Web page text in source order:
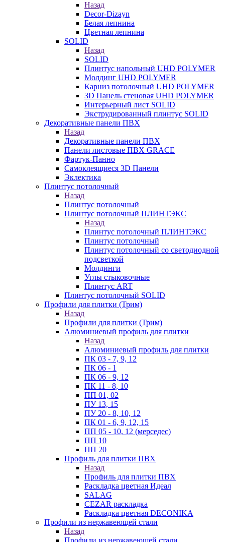
Назад
Decor-Dizayn
Белая лепнина
Цветная лепнина
SOLID
Назад
SOLID
Плинтус напольный UHD POLYMER
Молдинг UHD POLYMER
Карниз потолочный UHD POLYMER
3D Панель стеновая UHD POLYMER
Интерьерный лист SOLID
Экструдированный плинтус SOLID
Декоративные панели ПВХ
Назад
Декоративные панели ПВХ
Панели листовые ПВХ GRACE
Фартук-Панно
Самоклеящиеся 3D Панели
Эклектика
Плинтус потолочный
Назад
Плинтус потолочный
Плинтус потолочный ПЛИНТЭКС
Назад
Плинтус потолочный ПЛИНТЭКС
Плинтус потолочный
Плинтус потолочный со светодиодной
подсветкой
Молдинги
Углы стыковочные
Плинтус ART
Плинтус потолочный SOLID
Профили для плитки (Трим)
Назад
Профили для плитки (Трим)
Алюминиевый профиль для плитки
Назад
Алюминиевый профиль для плитки
ПК 03 - 7, 9, 12
ПК 06 - 1
ПК 06 - 9, 12
ПК 11 - 8, 10
ПП 01, 02
ПУ 13, 15
ПУ 20 - 8, 10, 12
ПК 01 - 6, 9, 12, 15
ПП 05 - 10, 12 (мерседес)
ПП 10
ПП 20
Профиль для плитки ПВХ
Назад
Профиль для плитки ПВХ
Раскладка цветная Идеал
SALAG
CEZAR раскладка
Раскладка цветная DECONIKA
Профили из нержавеющей стали
Назад
Профили из нержавеющей стали